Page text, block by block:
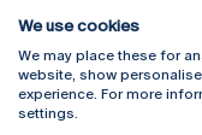
Rua Diogo Botelho
4169-005 Porto
+351 226 196 240
We use cookies
We may place these for
website, show
experience. For more
settings.